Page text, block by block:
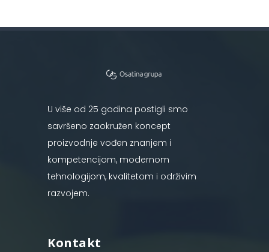
U više od 25 godina postigli smo
savršeno zaokružen koncept
proizvodnje vođen znanjem i
kompetencijom, modernom
tehnologijom, kvalitetom i održivim
razvojem.
Kontakt